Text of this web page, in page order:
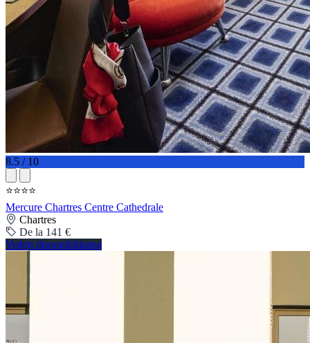
8.5 / 10
⭐⭐⭐⭐
Mercure Chartres Centre Cathedrale
Chartres
De la 141 €
Vedeți disponibilitatea